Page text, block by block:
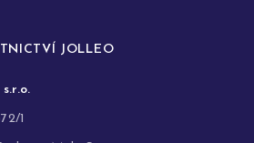
JOLLEO
1